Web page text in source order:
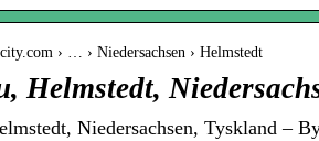
› … › Niedersachsen › Helmstedt
Helmstedt,
Niedersachsen, Tyskland –